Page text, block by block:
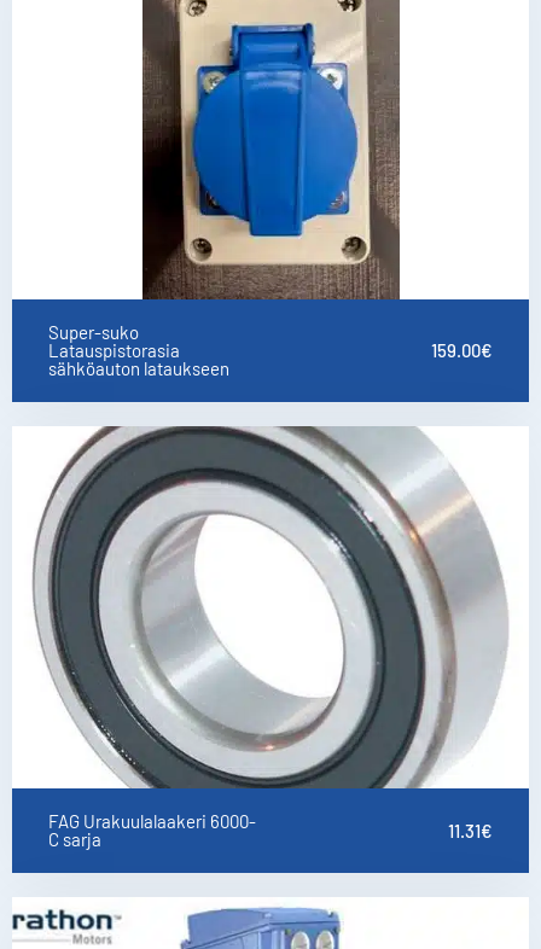
Super-suko
Latauspistorasia
sähköauton lataukseen
159.00€
FAG Urakuulalaakeri 6000-
C sarja
11.31€